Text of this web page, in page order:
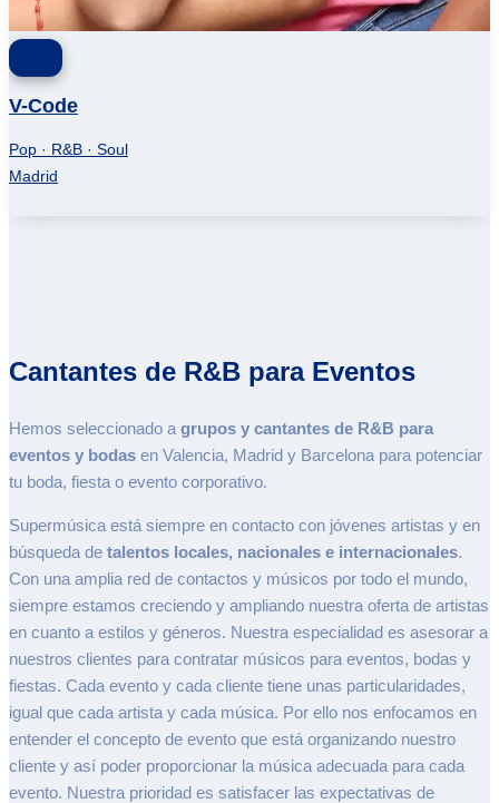
V-Code
Pop · R&B · Soul
Madrid
Cantantes de R&B para Eventos
Hemos seleccionado a grupos y cantantes de R&B para
eventos y bodas en Valencia, Madrid y Barcelona para potenciar
tu boda, fiesta o evento corporativo.
Supermúsica está siempre en contacto con jóvenes artistas y en
búsqueda de talentos locales, nacionales e internacionales.
Con una amplia red de contactos y músicos por todo el mundo,
siempre estamos creciendo y ampliando nuestra oferta de artistas
en cuanto a estilos y géneros. Nuestra especialidad es asesorar a
nuestros clientes para contratar músicos para eventos, bodas y
fiestas. Cada evento y cada cliente tiene unas particularidades,
igual que cada artista y cada música. Por ello nos enfocamos en
entender el concepto de evento que está organizando nuestro
cliente y así poder proporcionar la música adecuada para cada
evento. Nuestra prioridad es satisfacer las expectativas de